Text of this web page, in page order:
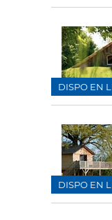
DISPO EN
DISPO EN